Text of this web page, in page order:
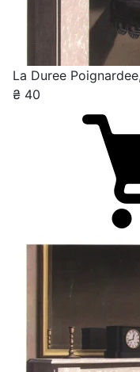
La Duree
₴ 40